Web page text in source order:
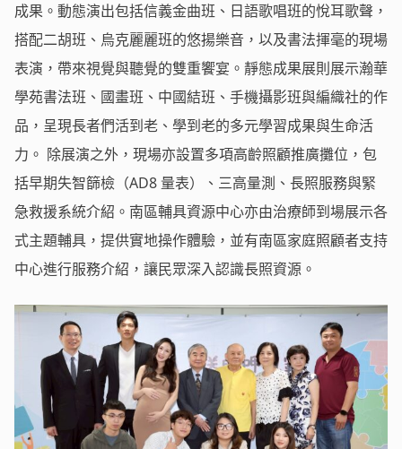
成果。動態演出包括信義金曲班、日語歌唱班的悅耳歌聲，
搭配二胡班、烏克麗麗班的悠揚樂音，以及書法揮毫的現場
表演，帶來視覺與聽覺的雙重饗宴。靜態成果展則展示瀚華
學苑書法班、國畫班、中國結班、手機攝影班與編織社的作
品，呈現長者們活到老、學到老的多元學習成果與生命活
力。 除展演之外，現場亦設置多項高齡照顧推廣攤位，包
括早期失智篩檢（AD8 量表）、三高量測、長照服務與緊
急救援系統介紹。南區輔具資源中心亦由治療師到場展示各
式主題輔具，提供實地操作體驗，並有南區家庭照顧者支持
中心進行服務介紹，讓民眾深入認識長照資源。